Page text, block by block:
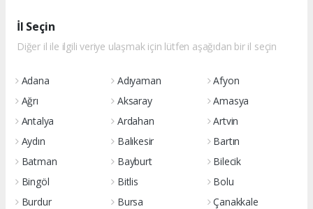
İl Seçin
Diğer il ile ilgili veriye ulaşmak için lütfen aşağıdan bir il seçin
Adana Adıyaman
Afyon
Ağrı
Aksaray
Amasya
Antalya
Ardahan
Artvin
Aydın
Balıkesir
Bartın
Batman
Bayburt
Bilecik
Bingöl
Bitlis
Bolu
Burdur
Bursa
Çanakkale